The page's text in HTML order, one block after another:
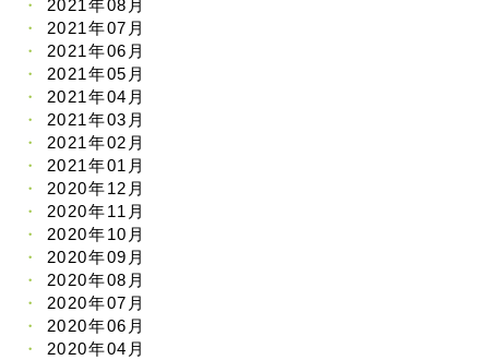
2021年08月
2021年07月
2021年06月
2021年05月
2021年04月
2021年03月
2021年02月
2021年01月
2020年12月
2020年11月
2020年10月
2020年09月
2020年08月
2020年07月
2020年06月
2020年04月